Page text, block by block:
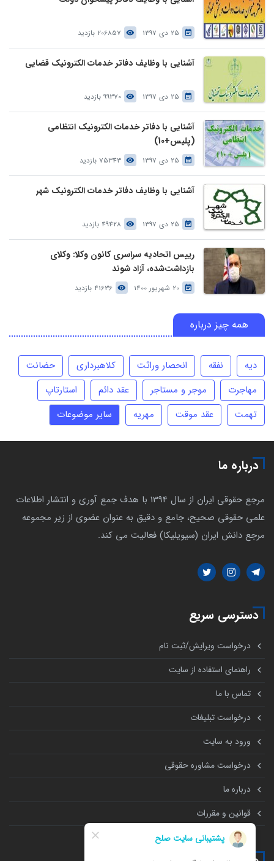
25 دی 1397 206857 بازدید
آشنایی با وظایف دفاتر خدمات الکترونیک قضایی
25 دی 1397 99370 بازدید
آشنایی با دفاتر خدمات الکترونیک انتظامی
(پلیس+10)
25 دی 1397 75343 بازدید
آشنایی با وظایف دفاتر خدمات الکترونیک شهر
25 دی 1397 49428 بازدید
رییس اتحادیه سراسری کانون وکلا: وکلای
بازداشت‌شده، آزاد شوند
20 شهریور 1400 41636 بازدید
همه چیز درباره
دیه نفقه انحصار وراثت کلاهبرداری
حضانت
مهاجرت
موجر و مستاجر عقد دائم
استارتاپ
تهمت
عقد موقت مهریه سایر موضوعات
درباره ما
مرجع حقوقی ایران از سال 1394 با هدف جمع آوری و انتشار اطلاعات
علمی حقوقی صحیح، جامع و دقیق به عنوان عضوی از زیر مجموعه
مرجع دانش ایران (سیویلیکا) فعالیت می کند.
دسترسی سریع
درخواست ویرایش/ثبت نام
راهنمای استفاده از سایت
تماس با ما
درخواست تبلیغات
ورود به سایت
درخواست مشاوره حقوقی
درباره ما
قوانین و مقررات